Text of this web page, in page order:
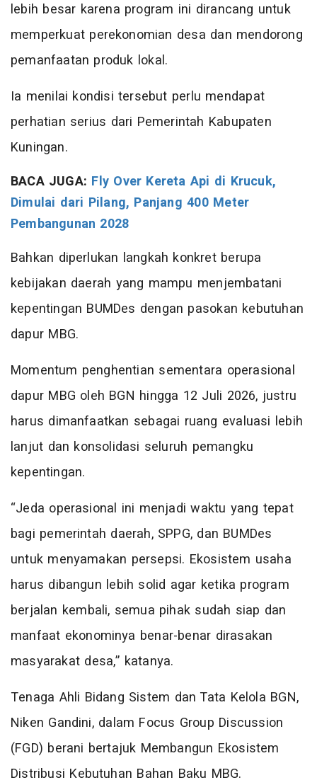
lebih besar karena program ini dirancang untuk
memperkuat perekonomian desa dan mendorong
pemanfaatan produk lokal.
Ia menilai kondisi tersebut perlu mendapat
perhatian serius dari Pemerintah Kabupaten
Kuningan.
BACA JUGA: Fly Over Kereta Api di Krucuk,
Dimulai dari Pilang, Panjang 400 Meter
Pembangunan 2028
Bahkan diperlukan langkah konkret berupa
kebijakan daerah yang mampu menjembatani
kepentingan BUMDes dengan pasokan kebutuhan
dapur MBG.
Momentum penghentian sementara operasional
dapur MBG oleh BGN hingga 12 Juli 2026, justru
harus dimanfaatkan sebagai ruang evaluasi lebih
lanjut dan konsolidasi seluruh pemangku
kepentingan.
“Jeda operasional ini menjadi waktu yang tepat
bagi pemerintah daerah, SPPG, dan BUMDes
untuk menyamakan persepsi. Ekosistem usaha
harus dibangun lebih solid agar ketika program
berjalan kembali, semua pihak sudah siap dan
manfaat ekonominya benar-benar dirasakan
masyarakat desa,” katanya.
Tenaga Ahli Bidang Sistem dan Tata Kelola BGN,
Niken Gandini, dalam Focus Group Discussion
(FGD) berani bertajuk Membangun Ekosistem
Distribusi Kebutuhan Bahan Baku MBG.